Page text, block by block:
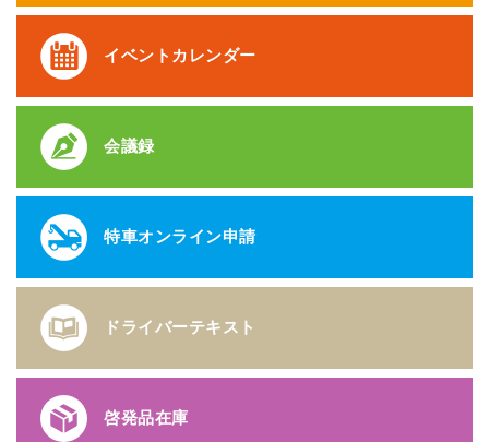
イベントカレンダー
会議録
特車オンライン申請
ドライバーテキスト
啓発品在庫